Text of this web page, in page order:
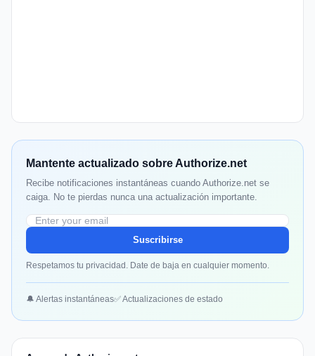
Mantente actualizado sobre Authorize.net
Recibe notificaciones instantáneas cuando Authorize.net se
caiga. No te pierdas nunca una actualización importante.
Suscribirse
Respetamos tu privacidad. Date de baja en cualquier momento.
🔔 Alertas instantáneas✅ Actualizaciones de estado